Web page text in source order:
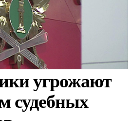
угрожают
судебных